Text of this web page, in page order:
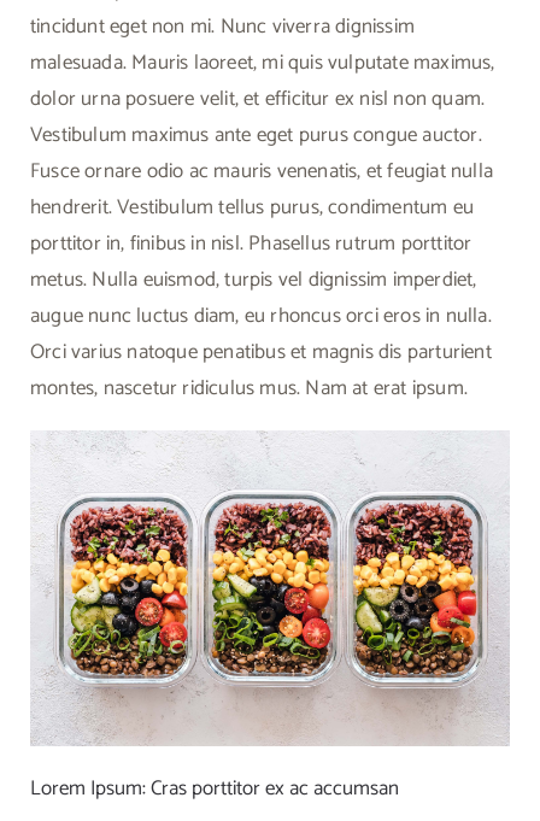
tincidunt eget non mi. Nunc viverra dignissim
malesuada. Mauris laoreet, mi quis vulputate maximus,
dolor urna posuere velit, et efficitur ex nisl non quam.
Vestibulum maximus ante eget purus congue auctor.
Fusce ornare odio ac mauris venenatis, et feugiat nulla
hendrerit. Vestibulum tellus purus, condimentum eu
porttitor in, finibus in nisl. Phasellus rutrum porttitor
metus. Nulla euismod, turpis vel dignissim imperdiet,
augue nunc luctus diam, eu rhoncus orci eros in nulla.
Orci varius natoque penatibus et magnis dis parturient
montes, nascetur ridiculus mus. Nam at erat ipsum.
Lorem Ipsum: Cras porttitor ex ac accumsan